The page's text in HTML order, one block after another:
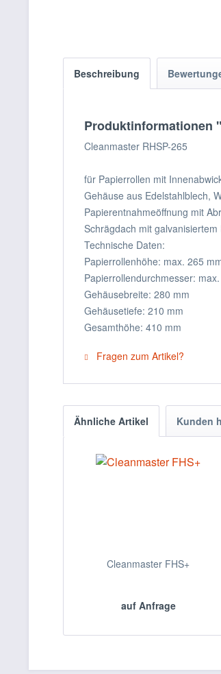
Beschreibung
Produktinformationen
Cleanmaster RHSP-265
für Papierrollen mit
Gehäuse aus Edelstahlblech,
Papierentnahmeöffnung mit
Schrägdach mit galvanisiertem
Technische Daten:
Papierrollenhöhe: max. 265
Papierrollendurchmesser:
Gehäusebreite: 280 mm
Gehäusetiefe: 210 mm
Gesamthöhe: 410 mm
Fragen zum Artikel?
Ähnliche Artikel Kunden
Cleanmaster FHS+
auf Anfrage